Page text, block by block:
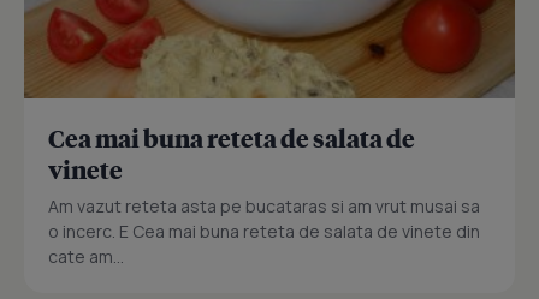
Cea mai buna reteta de salata de
vinete
Am vazut reteta asta pe bucataras si am vrut musai sa
o incerc. E Cea mai buna reteta de salata de vinete din
cate am...